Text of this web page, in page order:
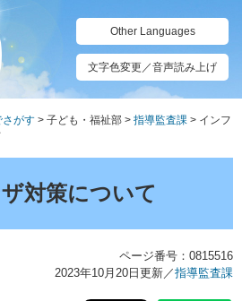
Other Languages
文字色変更／音声読み上げ
さがす > 子ども・福祉部 > 指導監査課 > インフ
対策について
ページ番号：0815516
2023年10月20日更新／指導監査課